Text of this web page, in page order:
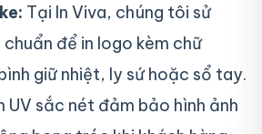
Tại In Viva, chúng tôi sử
để in logo kèm chữ
giữ nhiệt, ly sứ hoặc sổ tay.
UV sắc nét đảm bảo hình ảnh